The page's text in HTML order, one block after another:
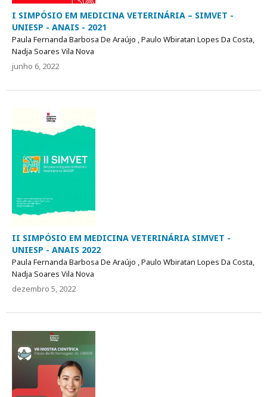
I SIMPÓSIO EM MEDICINA VETERINÁRIA – SIMVET -
UNIESP - ANAIS - 2021
Paula Fernanda Barbosa De Araújo , Paulo Wbiratan Lopes Da Costa,
Nadja Soares Vila Nova
junho 6, 2022
II SIMPÓSIO EM MEDICINA VETERINÁRIA SIMVET -
UNIESP - ANAIS 2022
Paula Fernanda Barbosa De Araújo , Paulo Wbiratan Lopes Da Costa,
Nadja Soares Vila Nova
dezembro 5, 2022